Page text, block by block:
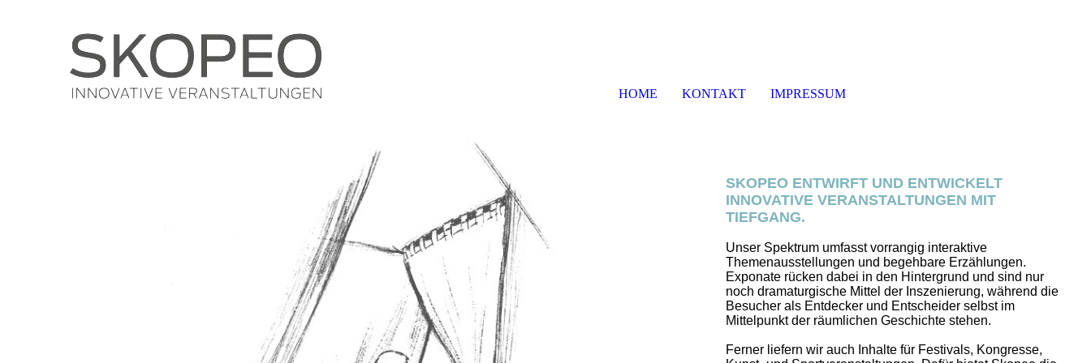
HOME KONTAKT IMPRESSUM
SKOPEO ENTWIRFT UND ENTWICKELT
INNOVATIVE VERANSTALTUNGEN MIT
TIEFGANG.
Unser Spektrum umfasst vorrangig interaktive
Themenausstellungen und begehbare Erzählungen.
Exponate rücken dabei in den Hintergrund und sind nur
noch dramaturgische Mittel der Inszenierung, während die
Besucher als Entdecker und Entscheider selbst im
Mittelpunkt der räumlichen Geschichte stehen.
Ferner liefern wir auch Inhalte für Festivals, Kongresse,